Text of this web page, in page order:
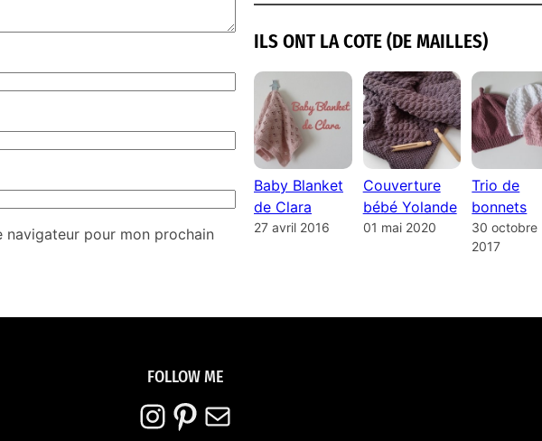
navigateur pour mon prochain
ILS ONT LA COTE (DE MAILLES)
Baby Blanket
de Clara
27 avril 2016
Couverture
bébé Yolande
01 mai 2020
Trio de
bonnets
30 octobre
2017
FOLLOW ME
Instagram Pinterest E-mail